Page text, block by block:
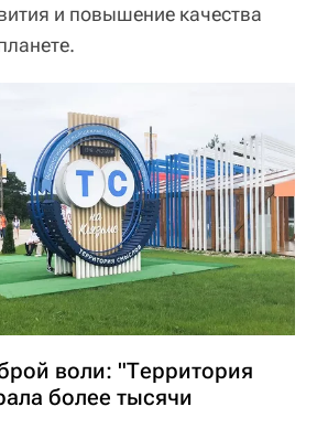
и повышение качества
воли: "Территория
более тысячи